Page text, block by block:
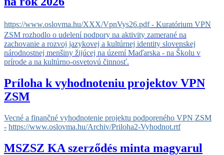
https://www.oslovma.hu/XXX/VpnVys26.pdf- Kuratórium VPN
ZSM rozhodlo o udelení podpory na aktivity zamerané na
zachovanie a rozvoj jazykovej a kultúrnej identity slovenskej
národnostnej menšiny žijúcej na území Maďarska - na Školu v
prírode a na kultúrno-osvetovú činnosť.
Príloha k vyhodnoteniu projektov VPN
ZSM
Vecné a finančné vyhodnotenie projektu podporeného VPN ZSM
- https://www.oslovma.hu/Archiv/Priloha2-Vyhodnot.rtf
MSZSZ KA szerződés minta magyarul